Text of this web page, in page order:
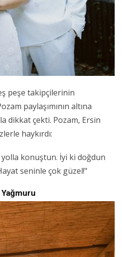
peşe takipçilerinin
paylaşımının altına
dikkat çekti. Pozam, Ersin
haykırdı:
konuştun. İyi ki doğdun
seninle çok güzel!"